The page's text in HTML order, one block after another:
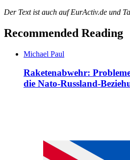
Der Text ist auch auf EurActiv.de und
Recommended Reading
Michael Paul
Raketenabwehr:
die Nato-Russland-